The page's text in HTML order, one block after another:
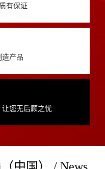
有保证
造产品
您无后顾之忧
中国） / News